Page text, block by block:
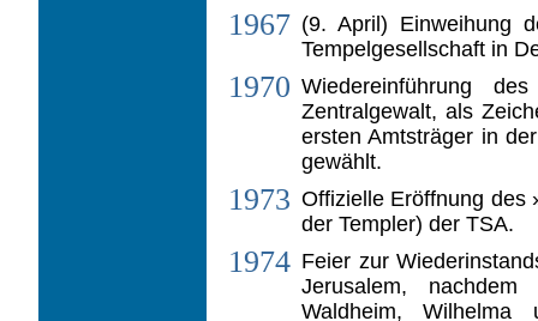
1967 (9. April) Einweihung
Tempelgesellschaft in
1970 Wiedereinführung
Zentralgewalt, als
ersten Amtsträger in
gewählt.
1973 Offizielle Eröffnung des
der Templer) der TSA.
1974 Feier zur
Jerusalem,
Waldheim, Wilhelma